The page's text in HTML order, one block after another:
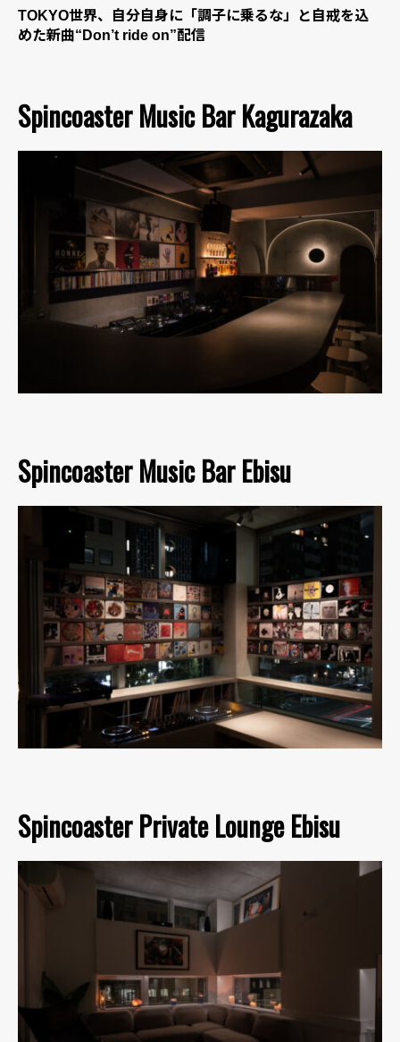
TOKYO世界、自分自身に「調子に乗るな」と自戒を込
めた新曲“Don’t ride on”配信
Spincoaster Music Bar Kagurazaka
Spincoaster Music Bar Ebisu
Spincoaster Private Lounge Ebisu